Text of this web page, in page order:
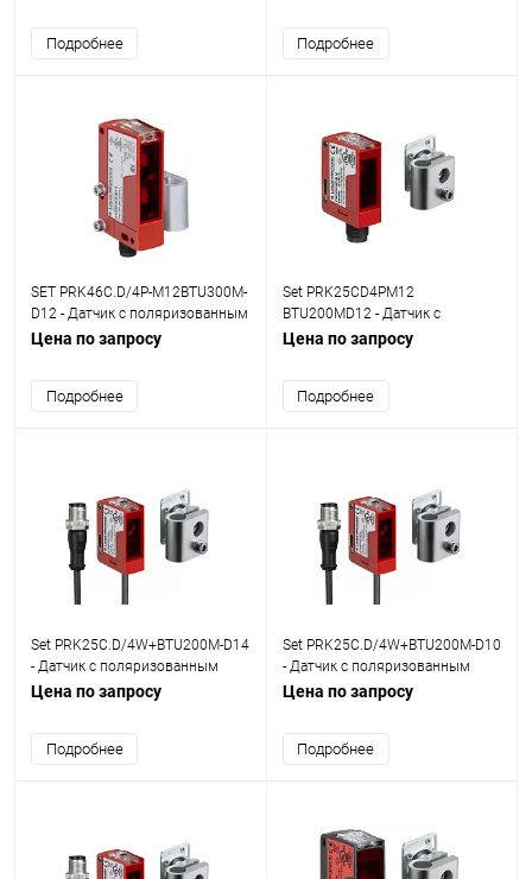
Подробнее Подробнее
SET PRK46C.D/4P-M12BTU300M-
D12 - Датчик с поляризованным
отражением от рефлектора set
Цена по запросу
Подробнее
Set PRK25CD4PM12
BTU200MD12 - Датчик с
поляризованным отражением
Цена по запросу
Подробнее
Set PRK25C.D/4W+BTU200M-D14
- Датчик с поляризованным
отражением от рефлектора set
Цена по запросу
Подробнее
Set PRK25C.D/4W+BTU200M-D10
- Датчик с поляризованным
отражением от рефлектора set
Цена по запросу
Подробнее